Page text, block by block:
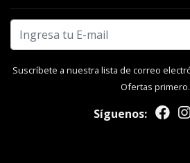
Suscríbete a nuestra lista de correo
Ofertas primero.
Síguenos: